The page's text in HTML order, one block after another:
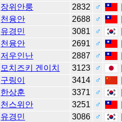
장위안룽 2832 ♂
천융안 2688 ♂
유경민 3081 ♂
천융안 2691 ♂
저우인난 2887 ♂
모치즈키 겐이치 3123 ♂
구링이 3414 ♂
한상훈 3371 ♂
천스위안 3251 ♂
유경민 3086 ♂